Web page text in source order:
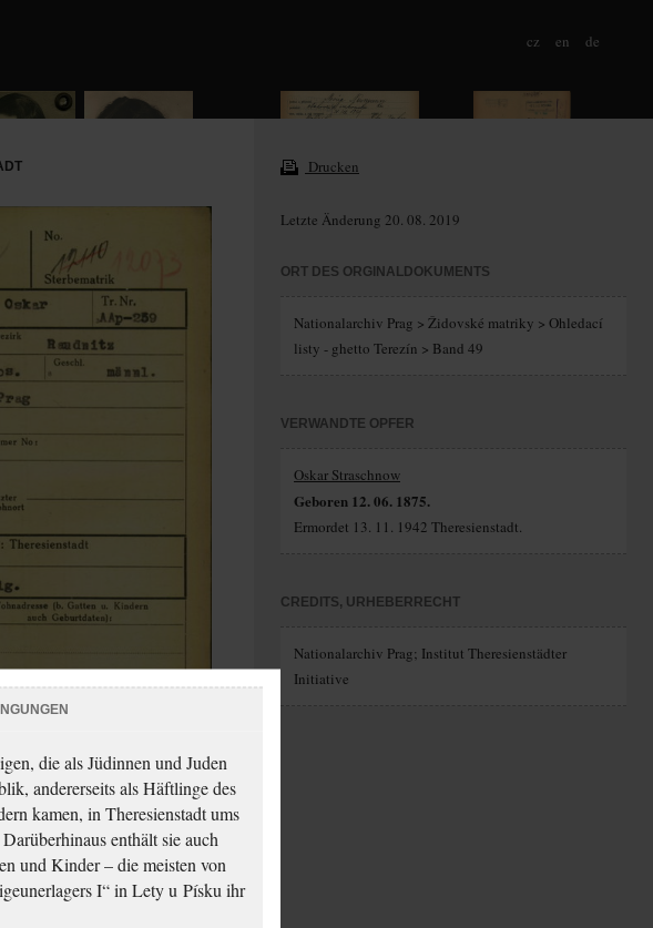
cz en de
Drucken
Letzte Änderung 20. 08. 2019
ORT DES ORGINALDOKUMENTS
Nationalarchiv Prag > Židovské matriky > Ohledací
listy - ghetto Terezín > Band 49
VERWANDTE OPFER
Oskar Straschnow
Geboren 12. 06. 1875.
Ermordet 13. 11. 1942 Theresienstadt.
CREDITS, URHEBERRECHT
Nationalarchiv Prag; Institut Theresienstädter
Initiative
die als Jüdinnen und Juden
andererseits als Häftlinge des
kamen, in Theresienstadt ums
enthält sie auch
und Kinder – die meisten von
I“ in Lety u Písku ihr